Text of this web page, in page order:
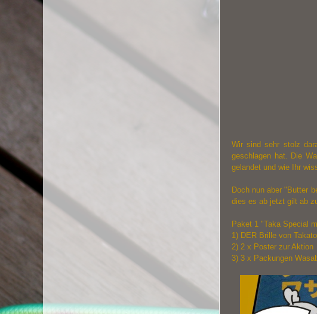
Wir sind sehr stolz
geschlagen hat. Die
gelandet und wie Ihr
Doch nun aber "Butter
dies es ab jetzt gilt ab
Paket 1 "Taka Special
1) DER Brille von
2) 2 x Poster zur Aktion
3) 3 x Packungen